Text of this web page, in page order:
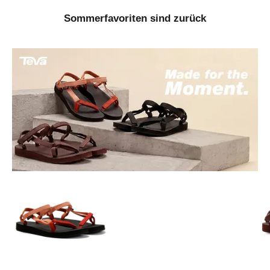
Sommerfavoriten sind zurück